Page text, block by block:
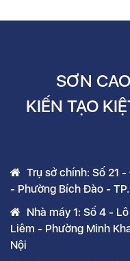
SƠN
KIẾN TẠO
Trụ sở chính: Số 21
- Phường Bích Đào -
Nhà máy 1: Số 4 -
Liêm - Phường Minh
Nội